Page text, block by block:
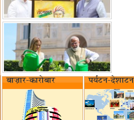
बाज़ार-कारोबार पर्यटन-देशाटन